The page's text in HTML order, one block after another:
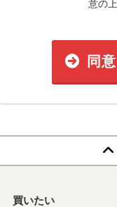
意の
同
買いたい